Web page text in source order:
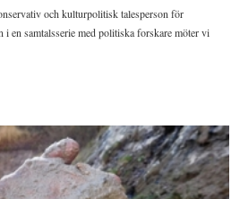
och kulturpolitisk talesperson för
en samtalsserie med politiska forskare möter vi